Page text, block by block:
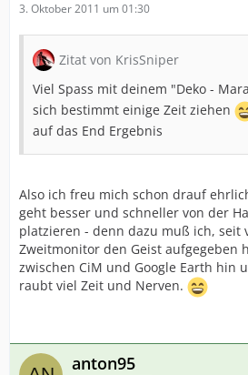
3. Oktober 2011 um 01:30
Zitat von KrisSniper
Viel Spass mit deinem "Deko -
sich bestimmt einige Zeit ziehen
auf das End Ergebnis
Also ich freu mich schon drauf
geht besser und schneller von der
platzieren - denn dazu muß ich, seit
Zweitmonitor den Geist aufgegeben
zwischen CiM und Google Earth hin
raubt viel Zeit und Nerven.
anton95